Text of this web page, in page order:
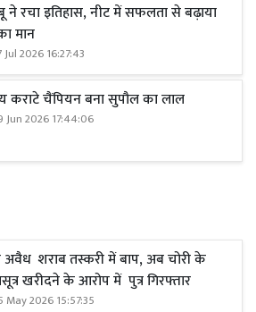
रचा इतिहास, नीट में सफलता से बढ़ाया
मान
Jul 2026 16:27:43
कराटे चैंपियन बना सुपौल का लाल
Jun 2026 17:44:06
शराब तस्करी में बाप, अब चोरी के
खरीदने के आरोप में पुत्र गिरफ्तार
May 2026 15:57:35